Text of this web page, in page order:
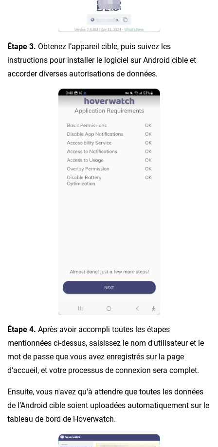
Étape 3. Obtenez l’appareil cible, puis suivez les
instructions pour installer le logiciel sur Android cible et
accorder diverses autorisations de données.
Étape 4. Après avoir accompli toutes les étapes
mentionnées ci-dessus, saisissez le nom d'utilisateur et le
mot de passe que vous avez enregistrés sur la page
d'accueil, et votre processus de connexion sera complet.
Ensuite, vous n'avez qu'à attendre que toutes les données
de l’Android cible soient uploadées automatiquement sur le
tableau de bord de Hoverwatch.